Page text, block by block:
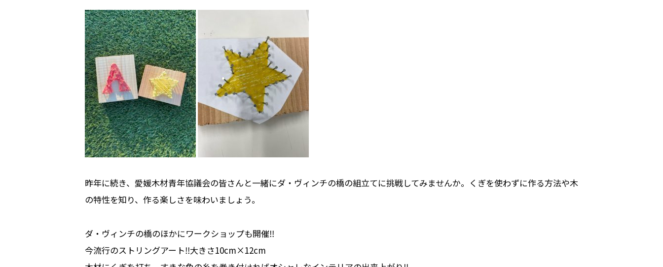
昨年に続き、愛媛木材青年協議会の皆さんと一緒にダ・ヴィンチの橋の組立てに挑戦してみませんか。くぎを使わずに作る方法や木
の特性を知り、作る楽しさを味わいましょう。
ダ・ヴィンチの橋のほかにワークショップも開催‼
今流行のストリングアート‼大きさ10cm×12cm